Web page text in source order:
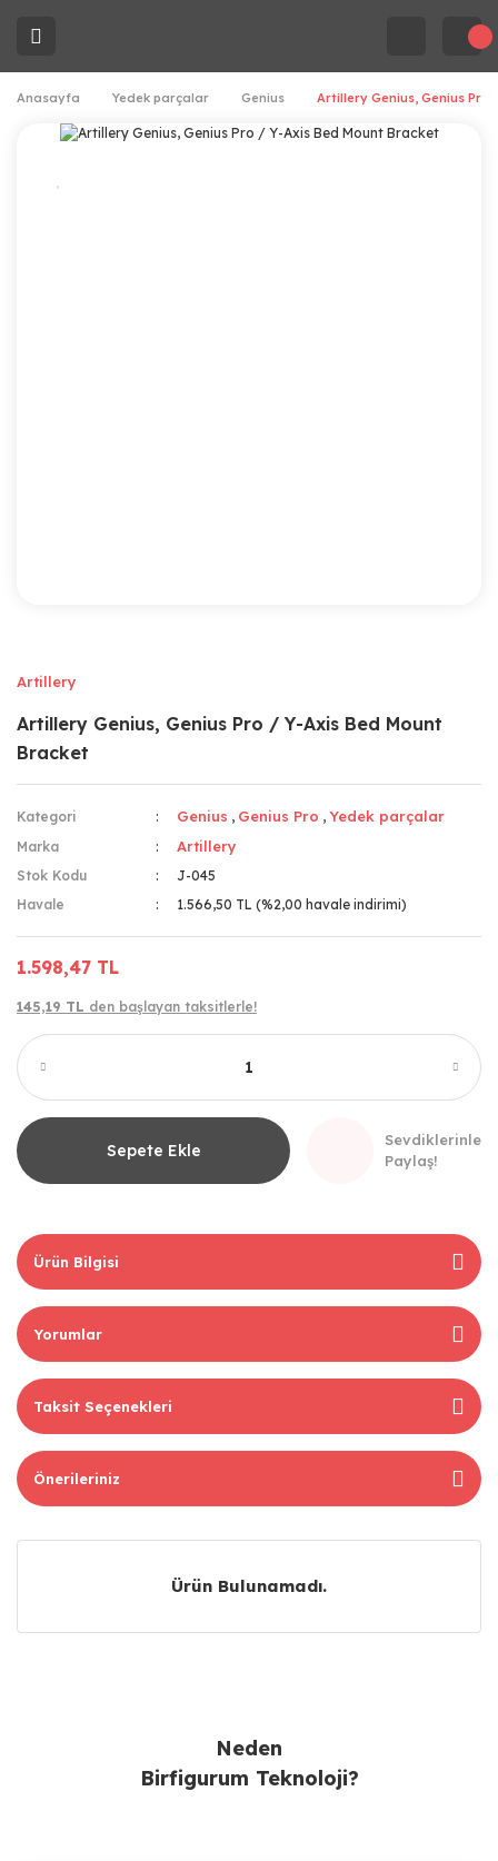
Anasayfa Yedek parçalar Genius Artillery Genius, Genius Pro
Artillery
Artillery Genius, Genius Pro / Y-Axis Bed Mount
Bracket
Kategori Genius , Genius Pro ,Yedek parçalar
Marka Artillery
Stok Kodu
J-045
Havale
1.566,50 TL (%2,00 havale indirimi)
1.598,47 TL
145,19 TL den başlayan taksitlerle!
Sepete Ekle
Sevdiklerinle
Paylaş!
Ürün Bilgisi
Yorumlar
Taksit Seçenekleri
Önerileriniz
Ürün Bulunamadı.
Neden
Birfigurum Teknoloji?